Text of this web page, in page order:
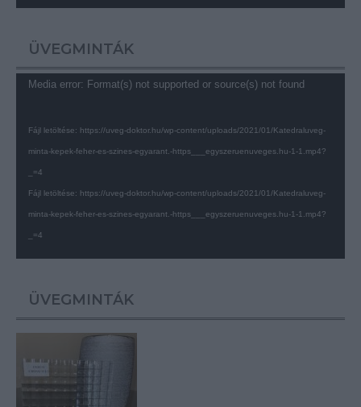
ÜVEGMINTÁK
Videólejátszó
Media error: Format(s) not supported or source(s) not found
Fájl letöltése: https://uveg-doktor.hu/wp-content/uploads/2021/01/Katedraluveg-
minta-kepek-feher-es-szines-egyarant.-https___egyszeruenuveges.hu-1-1.mp4?
_=4
Fájl letöltése: https://uveg-doktor.hu/wp-content/uploads/2021/01/Katedraluveg-
minta-kepek-feher-es-szines-egyarant.-https___egyszeruenuveges.hu-1-1.mp4?
_=4
ÜVEGMINTÁK